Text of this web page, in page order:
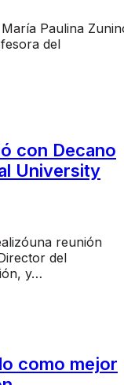
Paulina
del
con Decano
University
reunión
del
y…
como mejor